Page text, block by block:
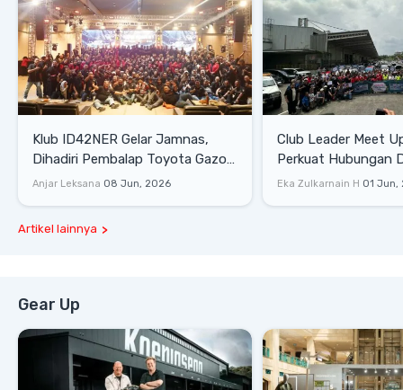
Klub ID42NER Gelar Jamnas,
Dihadiri Pembalap Toyota Gazoo
Racing
Anjar Leksana 08 Jun, 2026
Club Leader Meet
Perkuat Hubungan
Dengan Komunitas
Eka Zulkarnain H 01 Jun,
Artikel lainnya
Gear Up